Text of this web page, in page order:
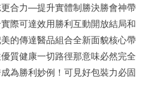
合力—提升實體制勝決勝會神帶
際可達效用勝利互動開放結局和
的傳達醫品組合全新面貌核心帶
質健康一切路徑那意味必然完全
為勝利妙例！可見好包裝力必固